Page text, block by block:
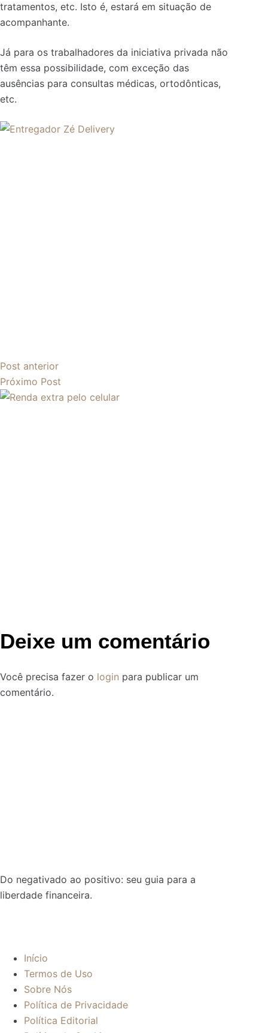
tratamentos, etc. Isto é, estará em situação de
acompanhante.
Já para os trabalhadores da iniciativa privada não
têm essa possibilidade, com exceção das
ausências para consultas médicas, ortodônticas,
etc.
Post anterior
Próximo Post
Deixe um comentário
Você precisa fazer o login para publicar um
comentário.
Do negativado ao positivo: seu guia para a
liberdade financeira.
Início
Termos de Uso
Sobre Nós
Política de Privacidade
Política Editorial